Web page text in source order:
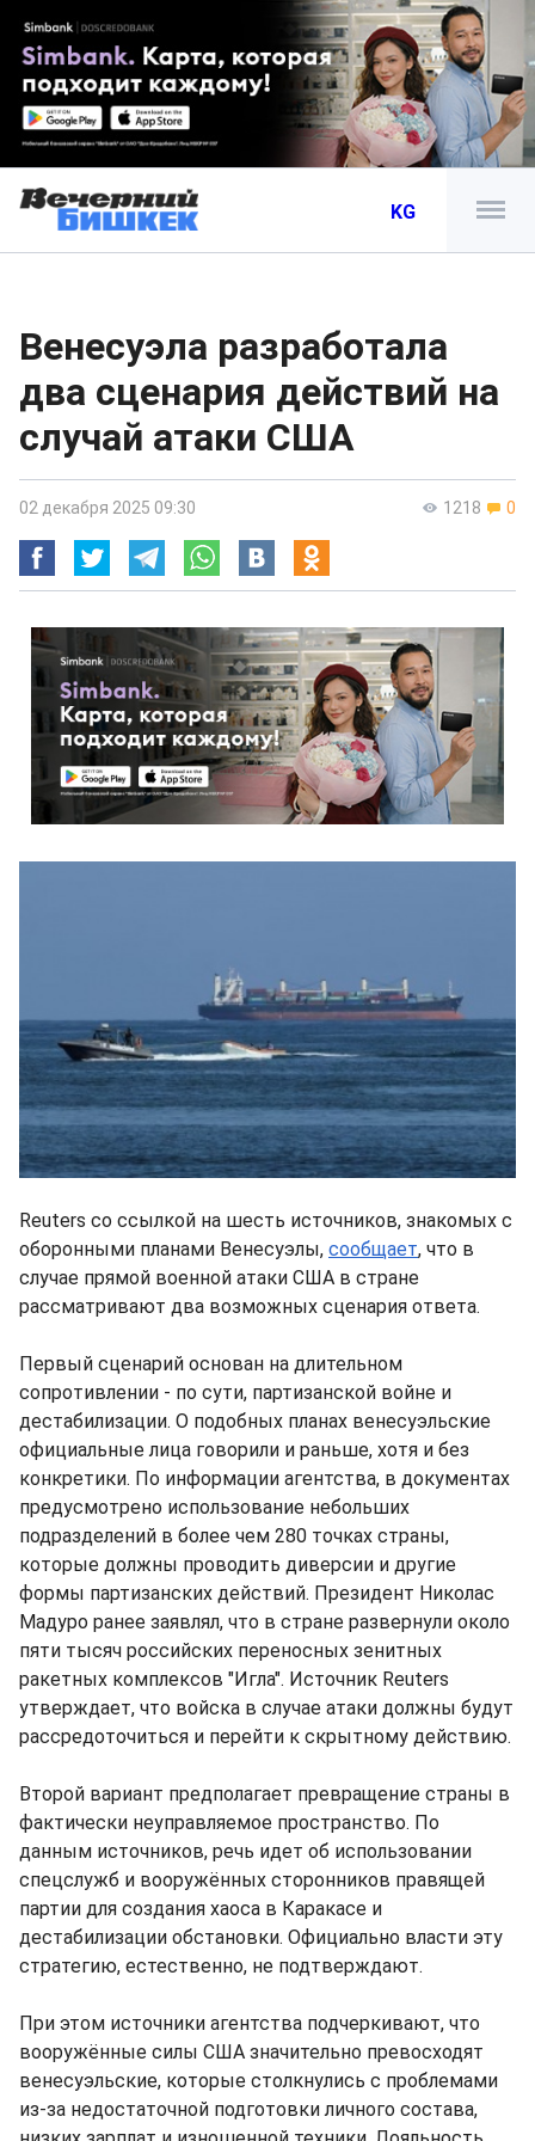
KG
Венесуэла разработала
два сценария действий на
случай атаки США
1218 0
02 декабря 2025 09:30
Reuters со ссылкой на шесть источников, знакомых с
оборонными планами Венесуэлы, сообщает, что в
случае прямой военной атаки США в стране
рассматривают два возможных сценария ответа.
Первый сценарий основан на длительном
сопротивлении - по сути, партизанской войне и
дестабилизации. О подобных планах венесуэльские
официальные лица говорили и раньше, хотя и без
конкретики. По информации агентства, в документах
предусмотрено использование небольших
подразделений в более чем 280 точках страны,
которые должны проводить диверсии и другие
формы партизанских действий. Президент Николас
Мадуро ранее заявлял, что в стране развернули около
пяти тысяч российских переносных зенитных
ракетных комплексов "Игла". Источник Reuters
утверждает, что войска в случае атаки должны будут
рассредоточиться и перейти к скрытному действию.
Второй вариант предполагает превращение страны в
фактически неуправляемое пространство. По
данным источников, речь идет об использовании
спецслужб и вооружённых сторонников правящей
партии для создания хаоса в Каракасе и
дестабилизации обстановки. Официально власти эту
стратегию, естественно, не подтверждают.
При этом источники агентства подчеркивают, что
вооружённые силы США значительно превосходят
венесуэльские, которые столкнулись с проблемами
из-за недостаточной подготовки личного состава,